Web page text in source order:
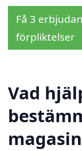
Få 3
förpliktelser
Vad